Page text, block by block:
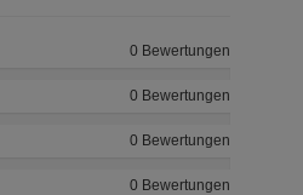
0 Bewertungen
0 Bewertungen
0 Bewertungen
0 Bewertungen